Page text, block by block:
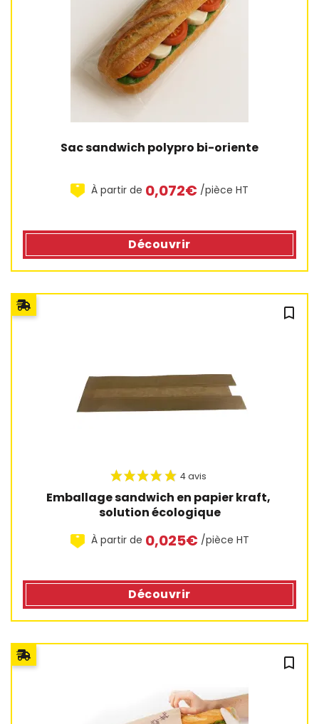
Sac sandwich polypro bi-oriente
À partir de 0,072€ /pièce HT
Découvrir
bookmark_outline
Emballage sandwich en papier kraft,
solution écologique
À partir de 0,025€ /pièce HT
Découvrir
bookmark_outline